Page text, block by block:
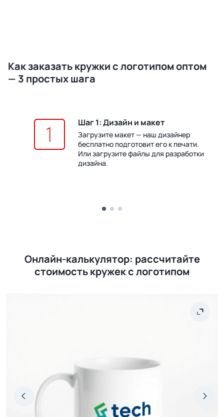
Как заказать кружки с логотипом оптом
— 3 простых шага
Шаг 1: Дизайн и макет
Загрузите макет — наш дизайнер
бесплатно подготовит его к печати.
Или загрузите файлы для разработки
дизайна.
Онлайн-калькулятор: рассчитайте
стоимость кружек с логотипом